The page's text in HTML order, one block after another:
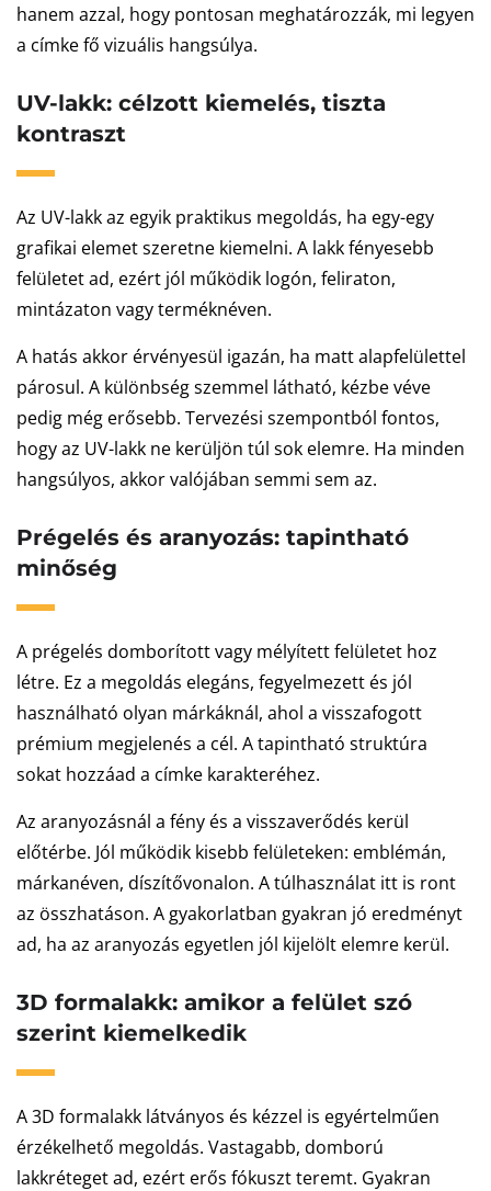
hanem azzal, hogy pontosan meghatározzák, mi legyen
a címke fő vizuális hangsúlya.
UV-lakk: célzott kiemelés, tiszta
kontraszt
Az UV-lakk az egyik praktikus megoldás, ha egy-egy
grafikai elemet szeretne kiemelni. A lakk fényesebb
felületet ad, ezért jól működik logón, feliraton,
mintázaton vagy terméknéven.
A hatás akkor érvényesül igazán, ha matt alapfelülettel
párosul. A különbség szemmel látható, kézbe véve
pedig még erősebb. Tervezési szempontból fontos,
hogy az UV-lakk ne kerüljön túl sok elemre. Ha minden
hangsúlyos, akkor valójában semmi sem az.
Prégelés és aranyozás: tapintható
minőség
A prégelés domborított vagy mélyített felületet hoz
létre. Ez a megoldás elegáns, fegyelmezett és jól
használható olyan márkáknál, ahol a visszafogott
prémium megjelenés a cél. A tapintható struktúra
sokat hozzáad a címke karakteréhez.
Az aranyozásnál a fény és a visszaverődés kerül
előtérbe. Jól működik kisebb felületeken: emblémán,
márkanéven, díszítővonalon. A túlhasználat itt is ront
az összhatáson. A gyakorlatban gyakran jó eredményt
ad, ha az aranyozás egyetlen jól kijelölt elemre kerül.
3D formalakk: amikor a felület szó
szerint kiemelkedik
A 3D formalakk látványos és kézzel is egyértelműen
érzékelhető megoldás. Vastagabb, domború
lakkréteget ad, ezért erős fókuszt teremt. Gyakran